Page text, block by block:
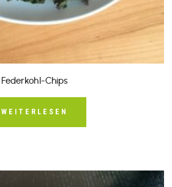
Federkohl-Chips
WEITERLESEN